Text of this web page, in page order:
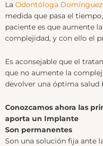
La Odontóloga
medida que pasa el
paciente es que aumente
complejidad, y con ello el
Es aconsejable que el
que no aumente la
devolver una óptima salud
Conozcamos ahora las
aporta un Implante
Son permanentes
Son una solución fija ante